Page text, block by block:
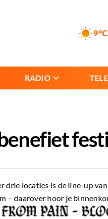
9°C
RADIO
drie locaties is de line-up
– daarover hoor je